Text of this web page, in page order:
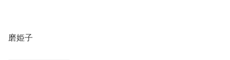
磨姫子